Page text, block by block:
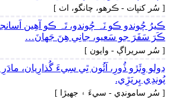
[ سُر کنڀات - ڪرھو، چانگو، اٺ ]
ڪيرُ چُوندو ڪو نَہ چُوندو، تَہ ڪو آھِين
ڪَرَ سَفَرَ جو سَعيو، جانِي ھِنَ جَھانَ…
[ سُر سريراڳ - وايون ]
ڍولو وِئَڙو ڏُورِ، آئُون ٿِي سِيءَ گُذارِيان،
پُوندِي پِريَڙِي.
[ سُر سامونڊي - سيءَ ۽ جهيڙا ]